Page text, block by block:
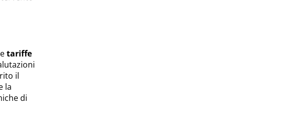
tariffe
il
la
di